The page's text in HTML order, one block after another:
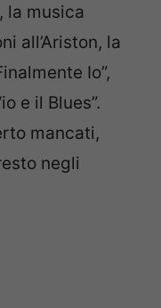
la musica
all’Ariston, la
Io”,
e il Blues”.
mancati,
negli